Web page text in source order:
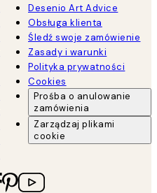
Desenio Art Advice
Obsługa klienta
Śledź swoje zamówienie
Zasady i warunki
Polityka prywatności
Cookies
Prośba o anulowanie
zamówienia
Zarządzaj plikami
cookie